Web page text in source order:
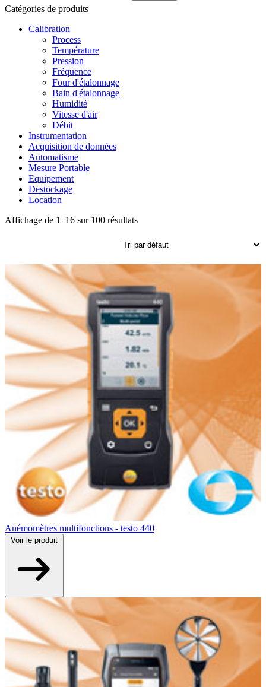
Catégories de produits
Calibration
Process
Température
Pression
Fréquence
Four d'étalonnage
Bain d'étalonnage
Humidité
Vitesse d'air
Débit
Instrumentation
Acquisition de données
Automatisme
Mesure Portable
Equipement
Destockage
Location
Affichage de 1–16 sur 100 résultats
Anémomètres multifonctions - testo 440
Voir le produit